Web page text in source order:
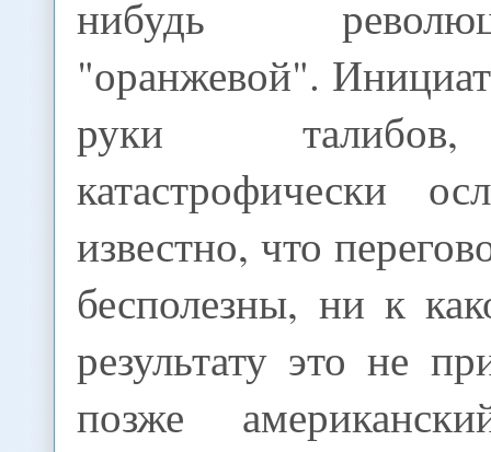
нибудь
"оранжевой".
руки
катастрофически
известно, что
бесполезны, ни к
результату это не
позже